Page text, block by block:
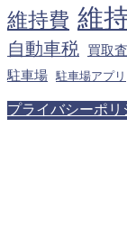
維持費 維
自動車税 買取
駐車場 駐車場アプリ
プライバシーポリ